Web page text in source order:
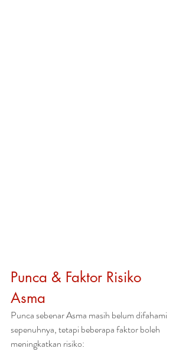
Punca & Faktor Risiko
Asma
Punca sebenar Asma masih belum difahami
sepenuhnya, tetapi beberapa faktor boleh
meningkatkan risiko: